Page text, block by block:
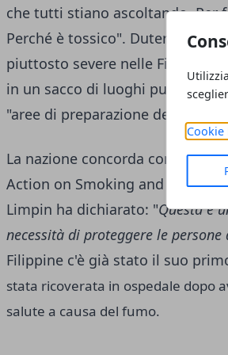
Cookie
che tutti stiano ascoltando. Per
Perché è tossico". Duterte ha
piuttosto severe nelle Filippine,
in un sacco di luoghi pubblici
"aree di preparazione del cibo" e
La nazione concorda con il
Action on Smoking and Health
Limpin ha dichiarato: "Questa è
necessità di proteggere le
Filippine c'è già stato il suo
stata ricoverata in ospedale dopo
salute a causa del fumo.